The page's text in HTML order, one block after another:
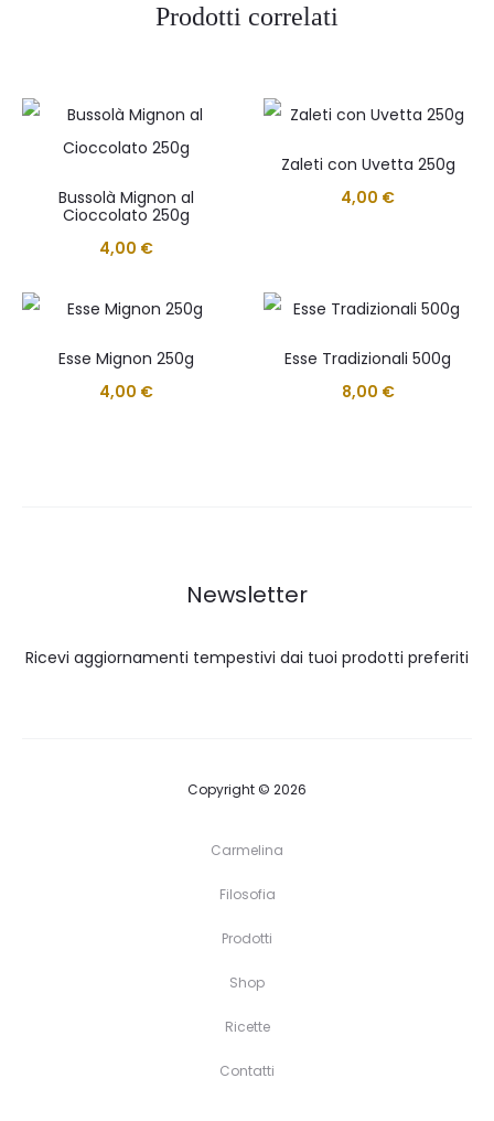
Prodotti correlati
Bussolà Mignon al
Cioccolato 250g
4,00 €
Zaleti con Uvetta 250g
4,00 €
Esse Mignon 250g
4,00 €
Esse Tradizionali 500g
8,00 €
Newsletter
Ricevi aggiornamenti tempestivi dai tuoi prodotti preferiti
Copyright © 2026
Carmelina
Filosofia
Prodotti
Shop
Ricette
Contatti